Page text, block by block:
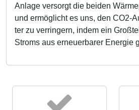
Anlage versorgt die beiden
und ermöglicht es uns, den CO2-
ter zu verringern, indem ein
Stroms aus erneuerbarer Energie